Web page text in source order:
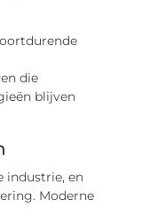
die
blijven
industrie, en
Moderne